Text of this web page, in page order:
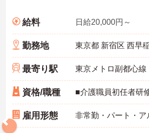
給料 日給20,000円～
勤務地
最寄り駅
資格/職種
雇用形態